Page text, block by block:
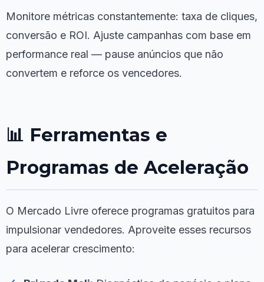
Monitore métricas constantemente: taxa de cliques,
conversão e ROI. Ajuste campanhas com base em
performance real — pause anúncios que não
convertem e reforce os vencedores.
📊 Ferramentas e
Programas de Aceleração
O Mercado Livre oferece programas gratuitos para
impulsionar vendedores. Aproveite esses recursos
para acelerar crescimento: